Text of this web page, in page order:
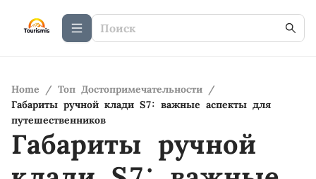
Home / Топ Достопримечательности /
Габариты ручной клади S7: важные аспекты для
путешественников
Габариты ручной